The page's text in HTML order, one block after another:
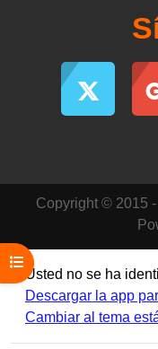
Abrir índice del curso
Copyright © 2015
Usted no se ha
Descargar la app
Cambiar al tema